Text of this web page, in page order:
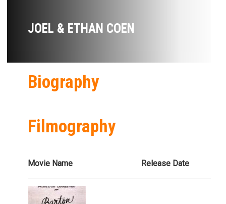
JOEL & ETHAN COEN
Biography
Filmography
Movie Name Release Date